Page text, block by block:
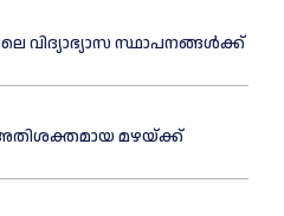
വിദ്യാഭ്യാസ സ്ഥാപനങ്ങൾക്ക്
മഴയ്ക്ക്